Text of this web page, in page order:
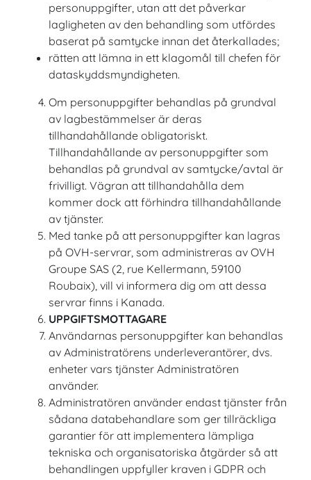
personuppgifter, utan att det påverkar
lagligheten av den behandling som utfördes
baserat på samtycke innan det återkallades;
rätten att lämna in ett klagomål till chefen för
dataskyddsmyndigheten.
Om personuppgifter behandlas på grundval
av lagbestämmelser är deras
tillhandahållande obligatoriskt.
Tillhandahållande av personuppgifter som
behandlas på grundval av samtycke/avtal är
frivilligt. Vägran att tillhandahålla dem
kommer dock att förhindra tillhandahållande
av tjänster.
Med tanke på att personuppgifter kan lagras
på OVH-servrar, som administreras av OVH
Groupe SAS (2, rue Kellermann, 59100
Roubaix), vill vi informera dig om att dessa
servrar finns i Kanada.
UPPGIFTSMOTTAGARE
Användarnas personuppgifter kan behandlas
av Administratörens underleverantörer, dvs.
enheter vars tjänster Administratören
använder.
Administratören använder endast tjänster från
sådana databehandlare som ger tillräckliga
garantier för att implementera lämpliga
tekniska och organisatoriska åtgärder så att
behandlingen uppfyller kraven i GDPR och